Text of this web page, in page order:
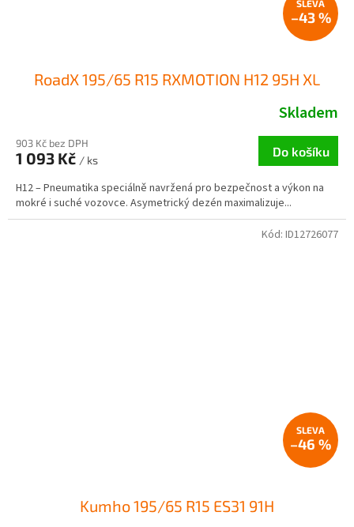
–43 %
RoadX 195/65 R15 RXMOTION H12 95H XL
Skladem
903 Kč bez DPH
1 093 Kč / ks
Do košíku
H12 – Pneumatika speciálně navržená pro bezpečnost a výkon na
mokré i suché vozovce. Asymetrický dezén maximalizuje...
–46 %
Kumho 195/65 R15 ES31 91H
Kód: ID12726077